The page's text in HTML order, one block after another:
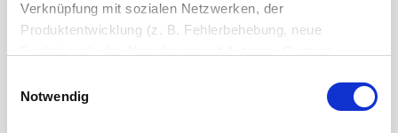
Verknüpfung mit sozialen Netzwerken, der
Produktentwicklung (z. B. Fehlerbehebung, neue
(z. B. Ladezeiten, personalisierte Inhalte,
Notwendig
Orange lackiertes ESG
Rosa / Pink lackiertes ESG
108,82 €